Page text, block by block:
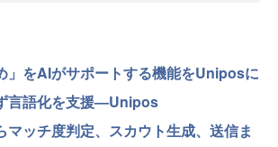
」をAIがサポートする機能をUniposに
言語化を支援—Unipos
マッチ度判定、スカウト生成、送信ま